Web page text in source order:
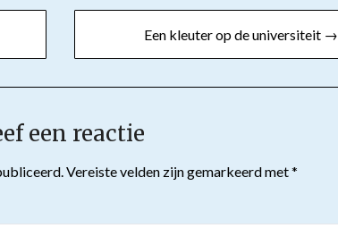
Een kleuter op de universiteit →
een reactie
Vereiste velden zijn gemarkeerd met*